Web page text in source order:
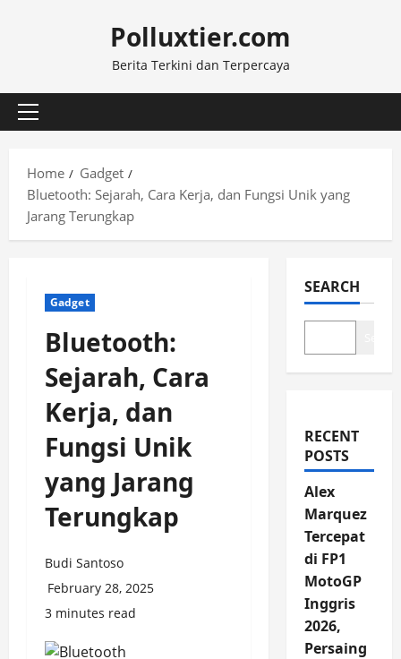
Polluxtier.com
Berita Terkini dan Terpercaya
Primary
Home
Gadget
Bluetooth: Sejarah, Cara Kerja, dan Fungsi Unik yang
Jarang Terungkap
Gadget
Bluetooth:
Sejarah, Cara
Kerja, dan
Fungsi Unik
yang Jarang
Terungkap
Budi Santoso
February 28, 2025
3 minutes read
SEARCH
RECENT
POSTS
Alex
Marquez
Tercepat
di FP1
MotoGP
Inggris
2026,
Persaing